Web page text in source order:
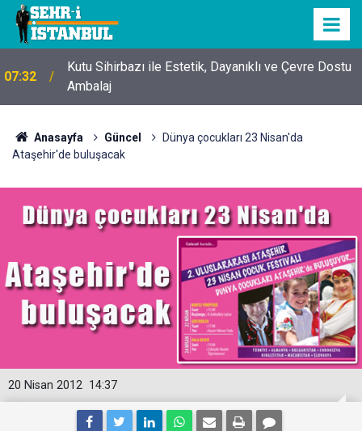
07:32
Kutu Sihirbazı ile Estetik, Dayanıklı ve Çevre Dostu
Ambalaj
Anasayfa Güncel
Dünya çocukları 23 Nisan'da
Ataşehir'de buluşacak
14:37
20 Nisan 2012